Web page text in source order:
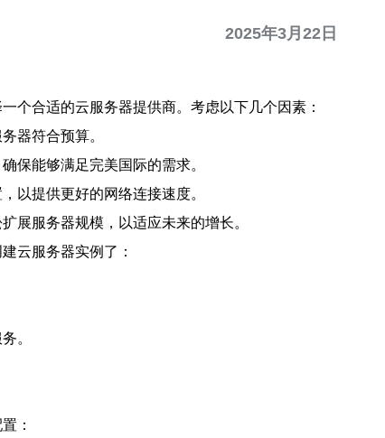
2025年3月22日
个合适的云服务器提供商。考虑以下几个因素：
器符合预算。
保能够满足完美国际的需求。
以提供更好的网络连接速度。
展服务器规模，以适应未来的增长。
云服务器实例了：
。
：